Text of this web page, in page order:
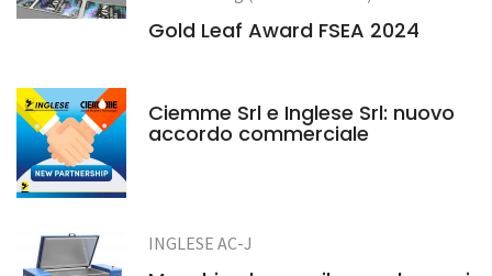
Gold Leaf Award FSEA 2024
Ciemme Srl e Inglese Srl: nuovo
accordo commerciale
INGLESE AC-J